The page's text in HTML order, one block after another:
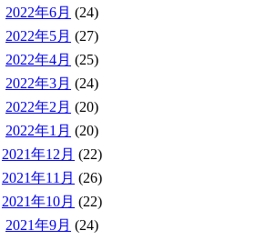
2022年6月 (24)
2022年5月 (27)
2022年4月 (25)
2022年3月 (24)
2022年2月 (20)
2022年1月 (20)
2021年12月 (22)
2021年11月 (26)
2021年10月 (22)
2021年9月 (24)